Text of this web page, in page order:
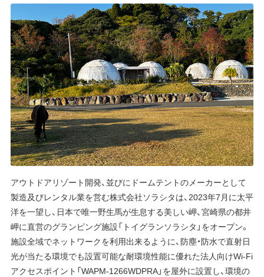
アウトドアリゾート開発、並びにドームテントのメーカーとして
製造及びレンタル業を営む株式会社ソラシタは、2023年7月に太平
洋を一望し、日本で唯一野生馬が生息する美しい岬、宮崎県の都井
岬に直営のグランピング施設「トイグランソラシタ」をオープン。
施設全域でネットワークを利用出来るように、防塵・防水で直射日
光が当たる環境でも設置可能な耐環境性能に優れた法人向けWi-Fi
アクセスポイント「WAPM-1266WDPRA」を屋外に設置し、環境の